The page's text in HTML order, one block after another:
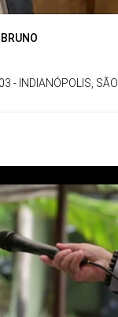
- INDIANÓPOLIS, SÃO